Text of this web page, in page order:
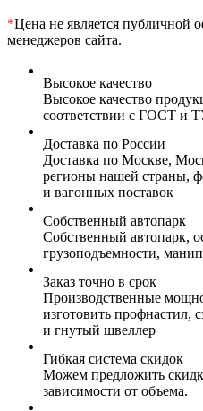
*Цена не является публичной
менеджеров сайта.
Высокое качество
Высокое качество
соответствии с ГОСТ и
Доставка по России
Доставка по Москве,
регионы нашей страны,
и вагонных поставок
Собственный автопарк
Собственный автопарк,
грузоподъемности,
Заказ точно в срок
Производственные
изготовить профнастил,
и гнутый швеллер
Гибкая система скидок
Можем предложить
зависимости от объема.